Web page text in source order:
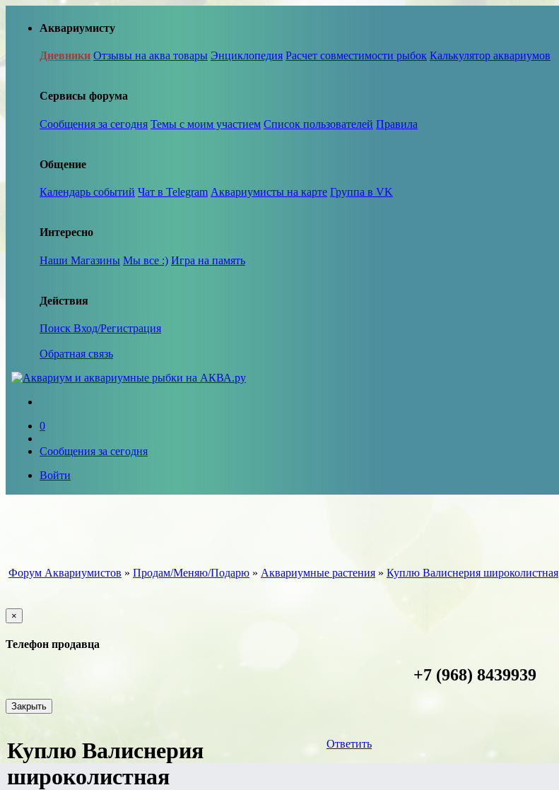
Аквариумисту
Дневники Отзывы на аква товары Энциклопедия Расчет совместимости рыбок Калькулятор аквариумов
Сервисы форума
Сообщения за сегодня Темы с моим участием Список пользователей Правила
Общение
Календарь событий Чат в Telegram Аквариумисты на карте Группа в VK
Интересно
Наши Магазины Мы все :) Игра на память
Действия
Поиск Вход/Регистрация
Обратная связь
0
Сообщения за сегодня
Войти
Форум Аквариумистов » Продам/Меняю/Подарю » Аквариумные растения » Куплю Валиснерия широколистная
×
Телефон продавца
+7 (968) 8439939
Закрыть
Ответить
Куплю Валиснерия
широколистная